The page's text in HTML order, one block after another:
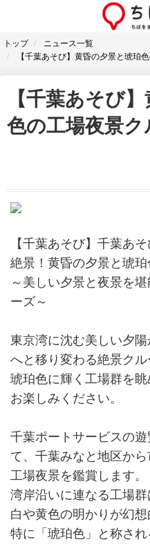
トップ
ニュース一覧
【千葉あそび】黄昏の夕景と琥珀
【千葉あそび
色の工場夜景ク
【千葉あそび】千葉あ
絶景！黄昏の夕景と琥
～美しい夕景と夜景を
ーズ～
東京湾に沈む美しい夕
へと移り変わる絶景クル
琥珀色に輝く工場群を
お楽しみください。
千葉ポートサービスの
て、千葉みなと地区か
工場夜景を鑑賞します。
湾岸沿いに連なる工場群
白や黄色の明かりが幻想
特に「琥珀色」と称さ